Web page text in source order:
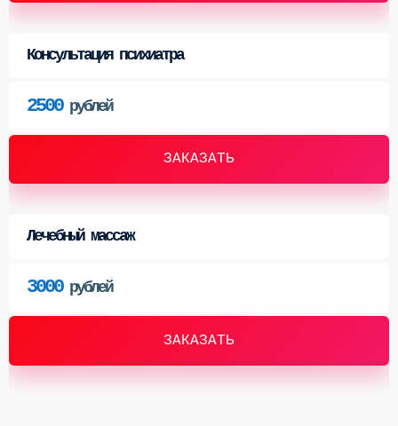
Консультация психиатра
ЗАКАЗАТЬ
2500рублей
Лечебный массаж
ЗАКАЗАТЬ
3000рублей